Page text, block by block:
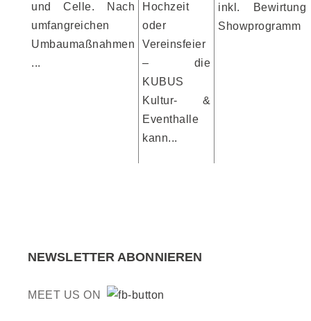
und Celle. Nach
umfangreichen
Umbaumaßnahmen
...
Hochzeit
oder
Vereinsfeier
– die
KUBUS
Kultur- &
Eventhalle
kann...
inkl.
Showprogramm
NEWSLETTER ABONNIEREN
MEET US ON